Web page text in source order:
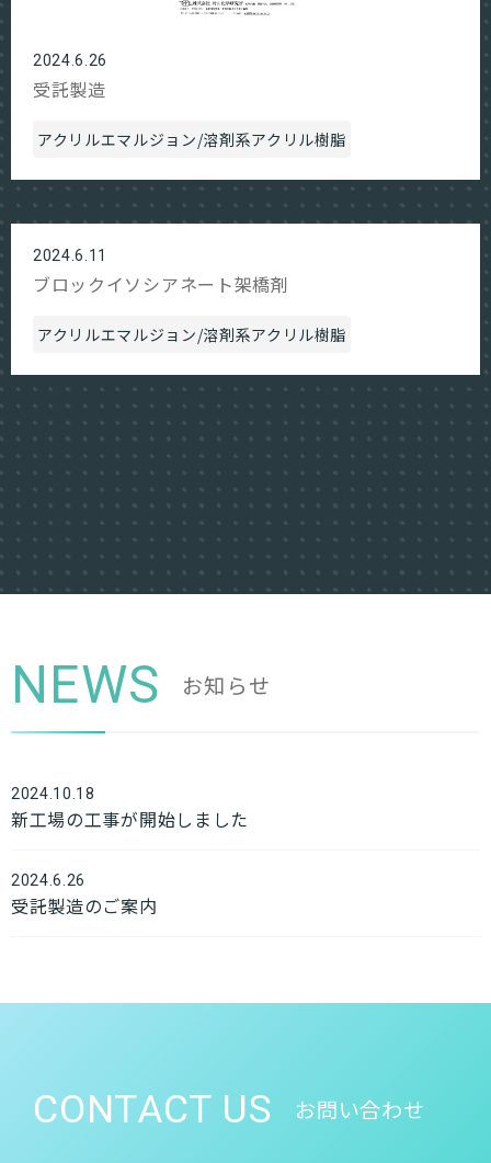
2024.6.26
受託製造
アクリルエマルジョン/溶剤系アクリル樹脂
2024.6.11
ブロックイソシアネート架橋剤
アクリルエマルジョン/溶剤系アクリル樹脂
NEWS お知らせ
2024.10.18
新工場の工事が開始しました
2024.6.26
受託製造のご案内
CONTACT US お問い合わせ